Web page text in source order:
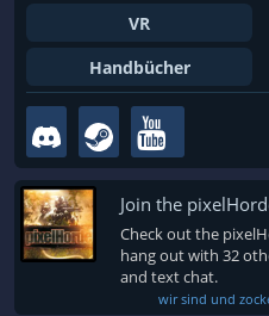
VR
Handbücher
Join the
Check out the
hang out with 32
and text chat.
wir sind und